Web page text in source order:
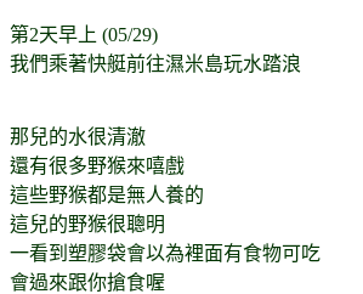
第2天早上 (05/29)
我們乘著快艇前往濕米島玩水踏浪
那兒的水很清澈
還有很多野猴來嘻戲
這些野猴都是無人養的
這兒的野猴很聰明
一看到塑膠袋會以為裡面有食物可吃
會過來跟你搶食喔